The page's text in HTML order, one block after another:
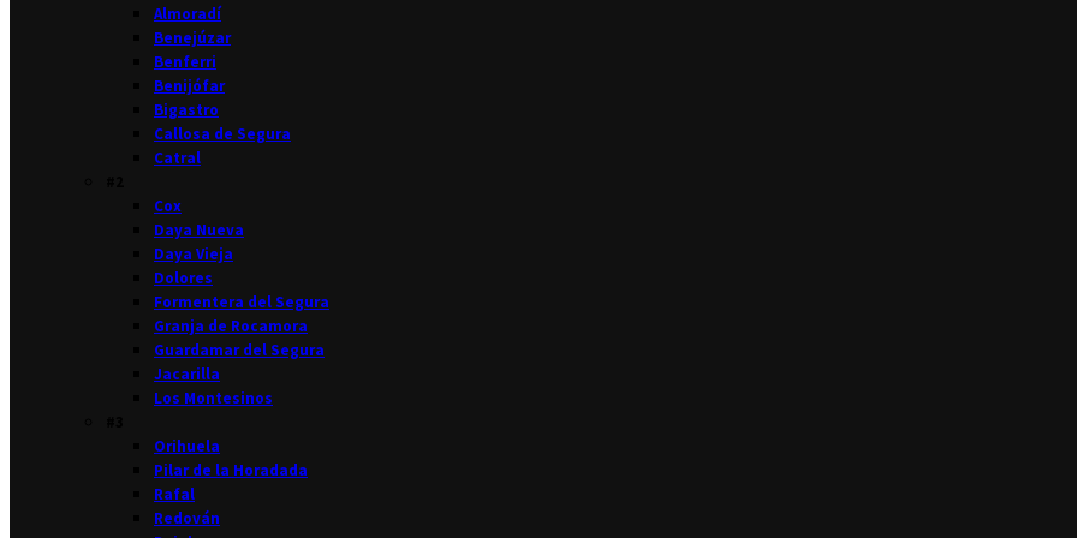
Almoradí
Benejúzar
Benferri
Benijófar
Bigastro
Callosa de Segura
Catral
Cox
Daya Nueva
Daya Vieja
Dolores
Formentera del Segura
Granja de Rocamora
Guardamar del Segura
Jacarilla
Los Montesinos
Orihuela
Pilar de la Horadada
Rafal
Redován